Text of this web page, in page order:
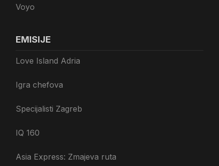
Voyo
EMISIJE
Love Island Adria
Igra chefova
Specijalisti Zagreb
IQ 160
Asia Express: Zmajeva ruta